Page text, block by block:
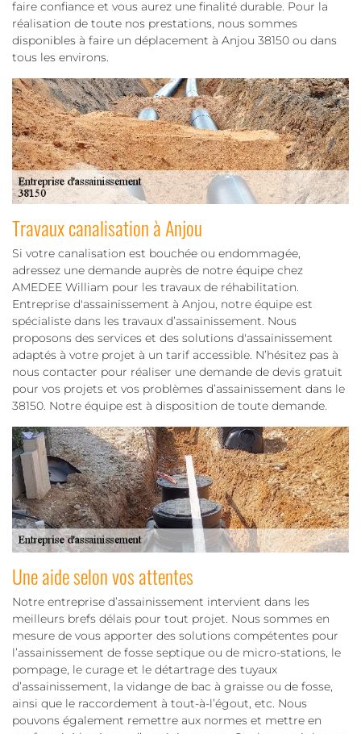
faire confiance et vous aurez une finalité durable. Pour la
réalisation de toute nos prestations, nous sommes
disponibles à faire un déplacement à Anjou 38150 ou dans
tous les environs.
Travaux canalisation à Anjou
Si votre canalisation est bouchée ou endommagée,
adressez une demande auprès de notre équipe chez
AMEDEE William pour les travaux de réhabilitation.
Entreprise d'assainissement à Anjou, notre équipe est
spécialiste dans les travaux d’assainissement. Nous
proposons des services et des solutions d'assainissement
adaptés à votre projet à un tarif accessible. N’hésitez pas à
nous contacter pour réaliser une demande de devis gratuit
pour vos projets et vos problèmes d’assainissement dans le
38150. Notre équipe est à disposition de toute demande.
Une aide selon vos attentes
Notre entreprise d’assainissement intervient dans les
meilleurs brefs délais pour tout projet. Nous sommes en
mesure de vous apporter des solutions compétentes pour
l’assainissement de fosse septique ou de micro-stations, le
pompage, le curage et le détartrage des tuyaux
d’assainissement, la vidange de bac à graisse ou de fosse,
ainsi que le raccordement à tout-à-l’égout, etc. Nous
pouvons également remettre aux normes et mettre en